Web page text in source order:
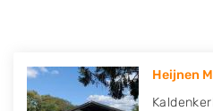
Heijnen